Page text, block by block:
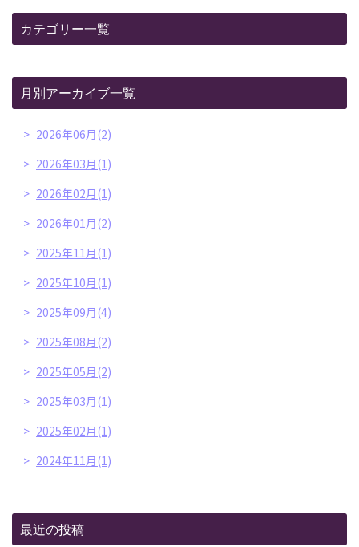
カテゴリー一覧
月別アーカイブ一覧
2026年06月(2)
2026年03月(1)
2026年02月(1)
2026年01月(2)
2025年11月(1)
2025年10月(1)
2025年09月(4)
2025年08月(2)
2025年05月(2)
2025年03月(1)
2025年02月(1)
2024年11月(1)
最近の投稿